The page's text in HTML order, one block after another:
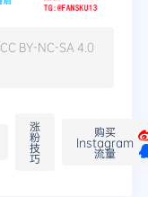
CC BY-NC-SA 4.0
涨
粉
技
巧
购买
Instagram
流量